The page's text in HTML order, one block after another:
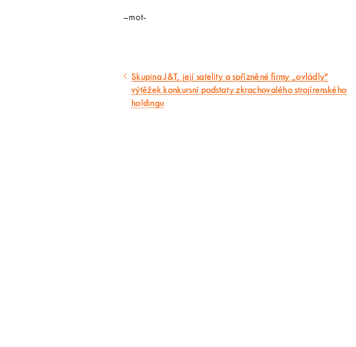
–mot-
Předcházející
článek
Skupina J&T, její satelity a spřízněné firmy „ovládly“
výtěžek konkursní podstaty zkrachovalého strojírenského
holdingu